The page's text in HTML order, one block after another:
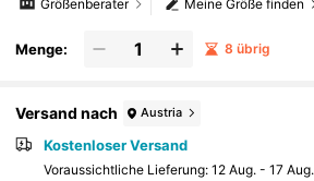
Meine Größe finden
Größenberater
Menge: 8 übrig
Versand nach Austria
Kostenloser Versand
Voraussichtliche Lieferung: 12 Aug. - 17 Aug.